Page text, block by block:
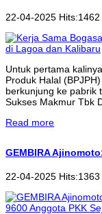
22-04-2025 Hits:1462
Untuk pertama
Produk Halal
berkunjung ke pabrik
Sukses Makmur Tbk
Read more
GEMBIRA
22-04-2025 Hits:1363